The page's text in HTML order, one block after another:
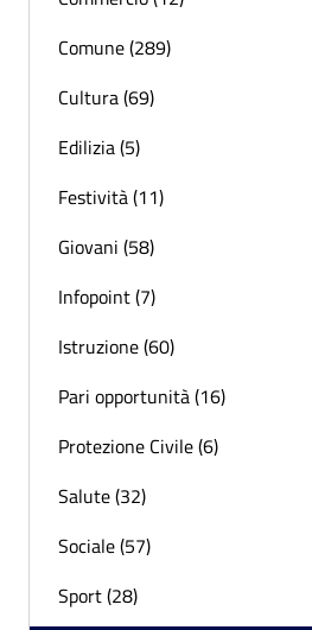
Comune (289)
Cultura (69)
Edilizia (5)
Festività (11)
Giovani (58)
Infopoint (7)
Istruzione (60)
Pari opportunità (16)
Protezione Civile (6)
Salute (32)
Sociale (57)
Sport (28)